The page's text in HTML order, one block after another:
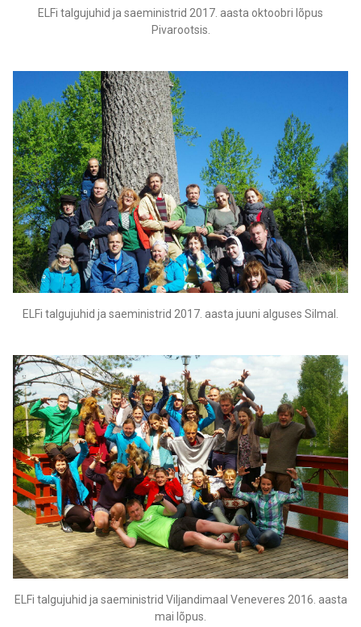
ELFi talgujuhid ja saeministrid 2017. aasta oktoobri lõpus
Pivarootsis.
ELFi talgujuhid ja saeministrid 2017. aasta juuni alguses Silmal.
ELFi talgujuhid ja saeministrid Viljandimaal Veneveres 2016. aasta
mai lõpus.